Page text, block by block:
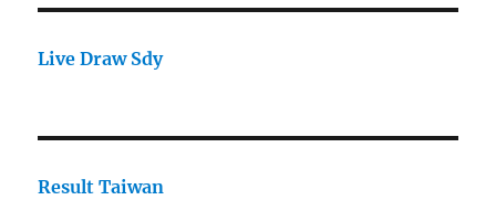
Live Draw Sdy
Result Taiwan